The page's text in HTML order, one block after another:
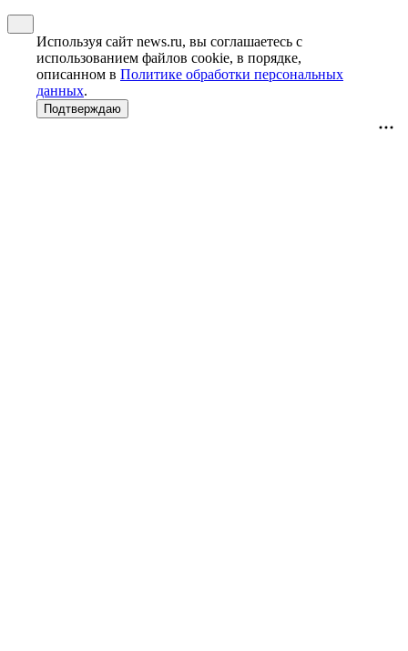
Используя сайт news.ru, вы соглашаетесь с
использованием файлов cookie, в порядке,
описанном в Политике обработки персональных
данных.
Подтверждаю